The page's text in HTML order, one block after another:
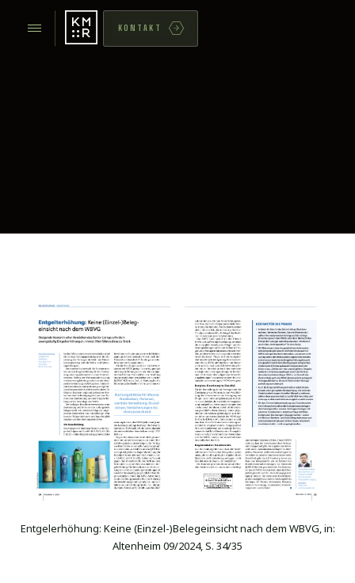
KONTAKT
Entgelerhöhung: Keine (Einzel-)Belegeinsicht nach dem WBVG, in:
Altenheim 09/2024, S. 34/35